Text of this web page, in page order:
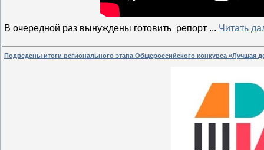
В очередной раз вынуждены готовить репорт ... Читать
Подведены итоги регионального этапа Общероссийского конкурса «Лучшая